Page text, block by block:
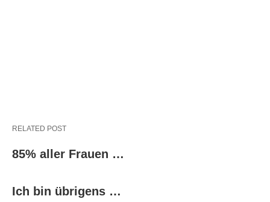
RELATED POST
85% aller Frauen …
Ich bin übrigens …